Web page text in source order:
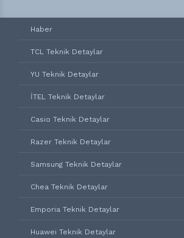
Haber
TCL Teknik Detaylar
YU Teknik Detaylar
İTEL Teknik Detaylar
Casio Teknik Detaylar
Razer Teknik Detaylar
Samsung Teknik Detaylar
Chea Teknik Detaylar
Emporia Teknik Detaylar
Huawei Teknik Detaylar